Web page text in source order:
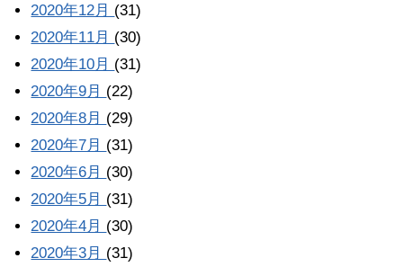
2020年12月 (31)
2020年11月 (30)
2020年10月 (31)
2020年9月 (22)
2020年8月 (29)
2020年7月 (31)
2020年6月 (30)
2020年5月 (31)
2020年4月 (30)
2020年3月 (31)